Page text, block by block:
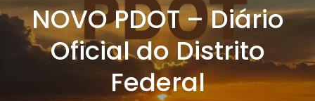
NOVO PDOT – Diário
Oficial do Distrito
Federal